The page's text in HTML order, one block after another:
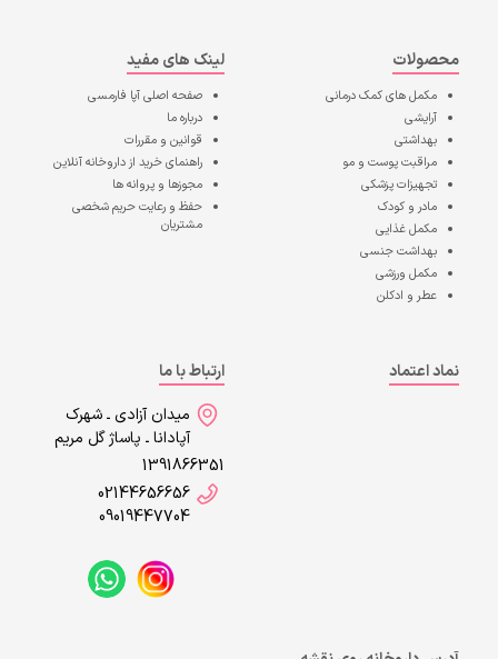
محصولات
مکمل های کمک درمانی
آرایشی
بهداشتی
مراقبت پوست و مو
تجهیزات پزشکی
مادر و کودک
مکمل غذایی
بهداشت جنسی
مکمل ورزشی
عطر و ادکلن
لینک های مفید
صفحه اصلیآپا فارمسی
درباره ما
قوانین و مقررات
راهنمای خرید از داروخانه آنلاین
مجوزها و پروانه ها
حفظ و رعایت حریم شخصی
مشتریان
نماد اعتماد
ارتباط با ما
میدان آزادی ـ شهرک
آپادانا ـ پاساژ گل مریم
1391866351
02144656656
09019447704